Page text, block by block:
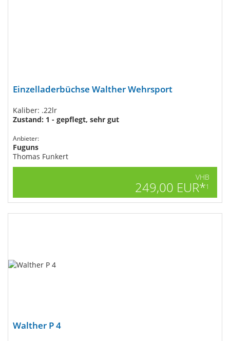
Einzelladerbüchse Walther Wehrsport
Kaliber: .22lr
Zustand: 1 - gepflegt, sehr gut
Anbieter:
Fuguns
Thomas Funkert
VHB
249,00 EUR*1
Walther P 4